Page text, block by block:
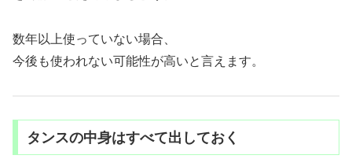
数年以上使っていない場合、
今後も使われない可能性が高いと言えます。
タンスの中身はすべて出しておく